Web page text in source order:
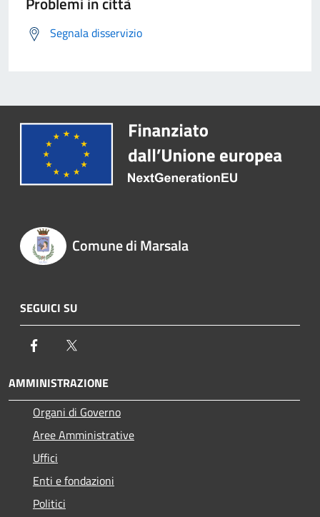
Segnala disservizio
Comune di Marsala
SEGUICI SU
Facebook
AMMINISTRAZIONE
Organi di Governo
Aree Amministrative
Uffici
Enti e fondazioni
Politici